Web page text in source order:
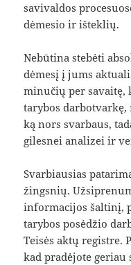
savivaldos
dėmesio ir išteklių.
Nebūtina stebėti
dėmesį į jums
minučių per savaitę,
tarybos darbotvarkę,
ką nors svarbaus,
gilesnei analizei ir
Svarbiausias
žingsnių.
informacijos šaltinį,
tarybos posėdžio
Teisės aktų registre.
kad pradėjote